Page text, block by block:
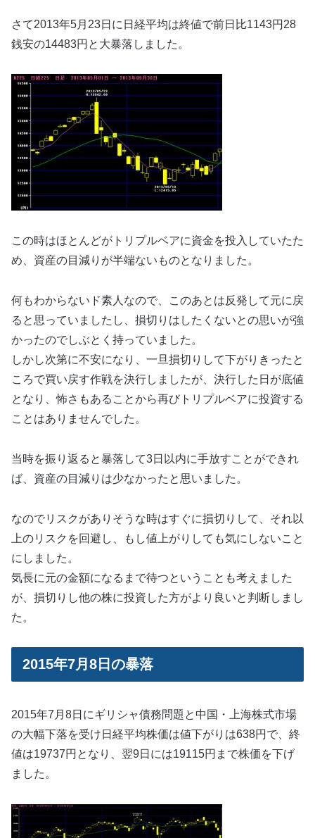
さて2013年5月23日に日経平均は終値で前日比1143円28
銭安の14483円と大暴落しました。
この時はほとんどがトリプルベアに資金を投入していたた
め、資産の目減りが半端ないものとなりました。
何もわからないド素人なので、このあとは反発して元に戻
ると思っていましたし、損切りはしたくないとの思いが強
かったのでしぶとく持っていました。
しかし次第に不安になり、一旦損切りして下がりきったと
ころで買い戻す作戦を決行しましたが、決行した日が底値
となり、怖さもあることから再びトリプルベアに投資する
ことはありませんでした。
当時を振り返ると暴落して3日以内に手放すことができれ
ば、資産の目減りは少なかったと思いました。
なのでリスクがありそうな時はすぐに損切りして、それ以
上のリスクを回避し、もし値上がりしても気にしないこと
にしました。
気長に元の金額になるまで待つということも考えました
が、損切りし他の株に投資した方がより良いと判断しまし
た。
2015年7月8日の暴落
2015年7月8日にギリシャ債務問題と中国・上海株式市場
の大幅下落を受け日経平均株価は値下がりは638円で、終
値は19737円となり、翌9日には19115円まで株価を下げ
ました。